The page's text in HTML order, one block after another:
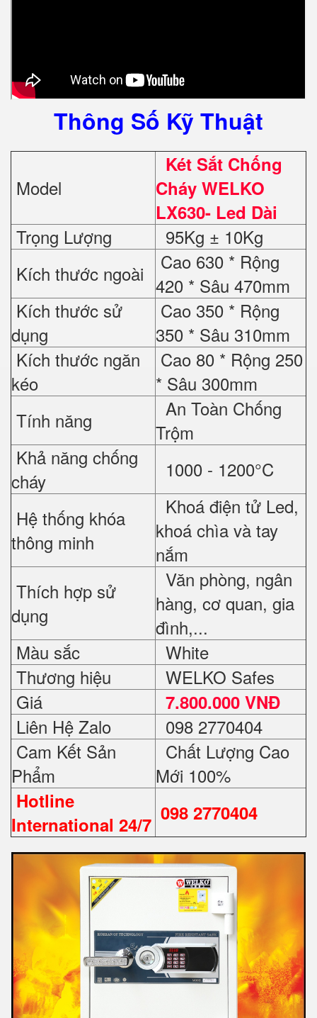
Thông Số Kỹ Thuật
Model
Két Sắt Chống
Cháy WELKO
LX630- Led Dài
Trọng Lượng
95Kg ± 10Kg
Kích thước ngoài
Cao 630 * Rộng
420 * Sâu 470mm
Kích thước sử
dụng
Cao 350 * Rộng
350 * Sâu 310mm
Kích thước ngăn
kéo
Cao 80 * Rộng 250
* Sâu 300mm
Tính năng
An Toàn Chống
Trộm
Khả năng chống
cháy
1000 - 1200°C
Hệ thống khóa
thông minh
Khoá điện tử Led,
khoá chìa và tay
nắm
Thích hợp sử
dụng
Văn phòng, ngân
hàng, cơ quan, gia
đình,...
Màu sắc
White
Thương hiệu
WELKO Safes
Giá
7.800.000 VNĐ
Liên Hệ Zalo
098 2770404
Cam Kết Sản
Phẩm
Chất Lượng Cao
Mới 100%
Hotline
International 24/7 098 2770404